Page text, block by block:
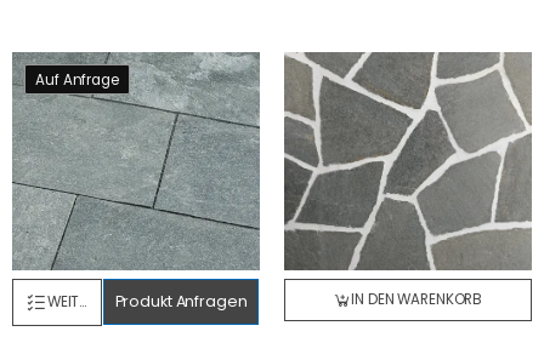
Auf Anfrage
WEITERLESEN Produkt Anfragen IN DEN WARENKORB